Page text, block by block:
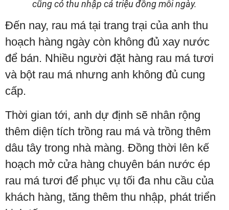
cũng có thu nhập cả triệu đồng mỗi ngày.
Đến nay, rau má tại trang trại của anh thu
hoạch hàng ngày còn không đủ xay nước
để bán. Nhiều người đặt hàng rau má tươi
và bột rau má nhưng anh không đủ cung
cấp.
Thời gian tới, anh dự định sẽ nhân rộng
thêm diện tích trồng rau má và trồng thêm
dâu tây trong nhà màng. Đồng thời lên kế
hoạch mở cửa hàng chuyên bán nước ép
rau má tươi để phục vụ tối đa nhu cầu của
khách hàng, tăng thêm thu nhập, phát triển